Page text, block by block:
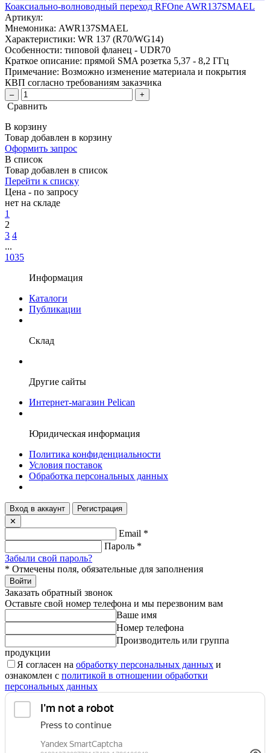
Коаксиально-волноводный переход RFOne AWR137SMAEL
Артикул:
Мнемоника: AWR137SMAEL
Характеристики: WR 137 (R70/WG14)
Особенности: типовой фланец - UDR70
Краткое описание: прямой SMA розетка 5,37 - 8,2 ГГц
Примечание: Возможно изменение материала и покрытия
КВП согласно требованиям заказчика
– +
Сравнить
В корзину
Товар добавлен в корзину
Оформить запрос
В список
Товар добавлен в список
Перейти к списку
Цена - по запросу
нет на складе
1
2
3 4
...
1035
Информация
Каталоги
Публикации
Склад
Другие сайты
Интернет-магазин Pelican
Юридическая информация
Политика конфиденциальности
Условия поставок
Обработка персональных данных
Вход в аккаунт
Регистрация
✕
Email *
Пароль *
Забыли свой пароль?
* Отмечены поля, обязательные для заполнения
Войти
Заказать обратный звонок
Оставьте свой номер телефона и мы перезвоним вам
Ваше имя
Номер телефона
Производитель или группа
продукции
Я согласен на обработку персональных данных и
ознакомлен с политикой в отношении обработки
персональных данных